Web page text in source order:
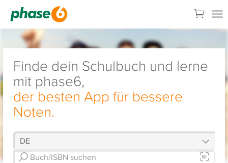
Finde dein Schulbuch und lerne
mit phase6,
der besten App für bessere
Noten.